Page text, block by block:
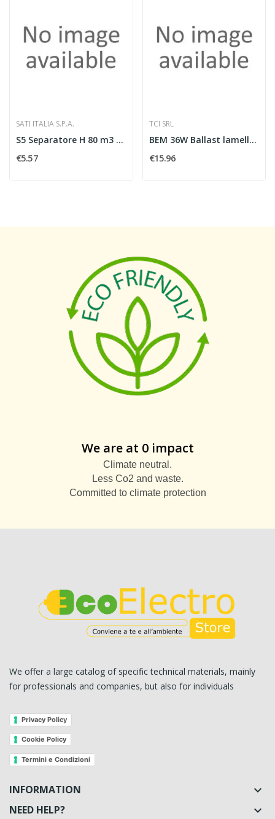
SATI ITALIA S.P.A.
S5 Separatore H 80 m3 ZS
€5.57
TCI SRL
BEM 36W Ballast lamellari slim
€15.96
We are at 0 impact
Climate neutral.
Less Co2 and waste.
Committed to climate protection
We offer a large catalog of specific technical materials, mainly
for professionals and companies, but also for individuals
Privacy Policy
Cookie Policy
Termini e Condizioni
INFORMATION 
NEED HELP? 